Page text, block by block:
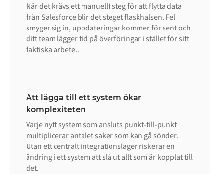
När det krävs ett manuellt steg för att flytta data
från Salesforce blir det steget flaskhalsen. Fel
smyger sig in, uppdateringar kommer för sent och
ditt team lägger tid på överföringar i stället för sitt
faktiska arbete..
Att lägga till ett system ökar
komplexiteten
Varje nytt system som ansluts punkt-till-punkt
multiplicerar antalet saker som kan gå sönder.
Utan ett centralt integrationslager riskerar en
ändring i ett system att slå ut allt som är kopplat till
det.